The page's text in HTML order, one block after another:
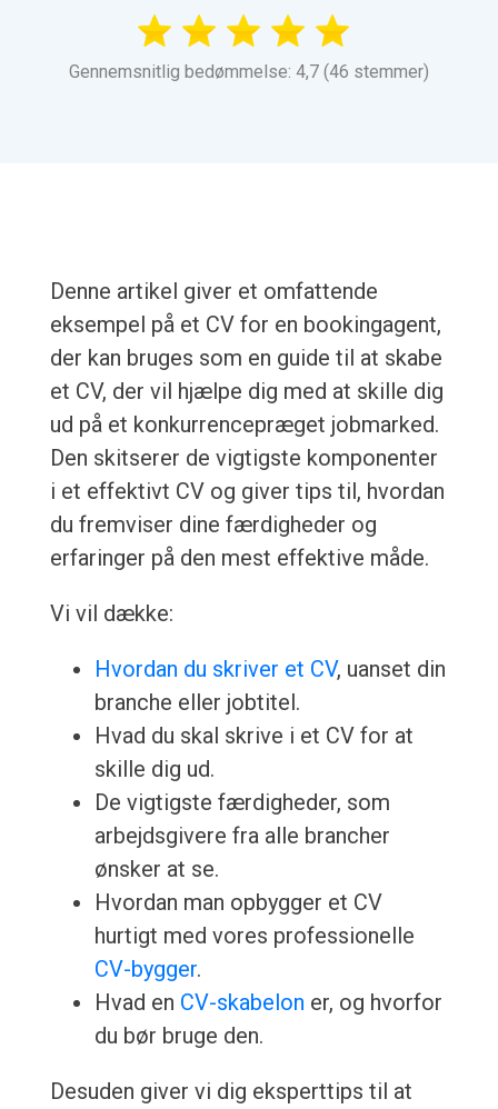
Gennemsnitlig bedømmelse: 4,7 (46 stemmer)
Denne artikel giver et omfattende
eksempel på et CV for en bookingagent,
der kan bruges som en guide til at skabe
et CV, der vil hjælpe dig med at skille dig
ud på et konkurrencepræget jobmarked.
Den skitserer de vigtigste komponenter
i et effektivt CV og giver tips til, hvordan
du fremviser dine færdigheder og
erfaringer på den mest effektive måde.
Vi vil dække:
Hvordan du skriver et CV, uanset din
branche eller jobtitel.
Hvad du skal skrive i et CV for at
skille dig ud.
De vigtigste færdigheder, som
arbejdsgivere fra alle brancher
ønsker at se.
Hvordan man opbygger et CV
hurtigt med vores professionelle
CV-bygger.
Hvad en CV-skabelon er, og hvorfor
du bør bruge den.
Desuden giver vi dig eksperttips til at